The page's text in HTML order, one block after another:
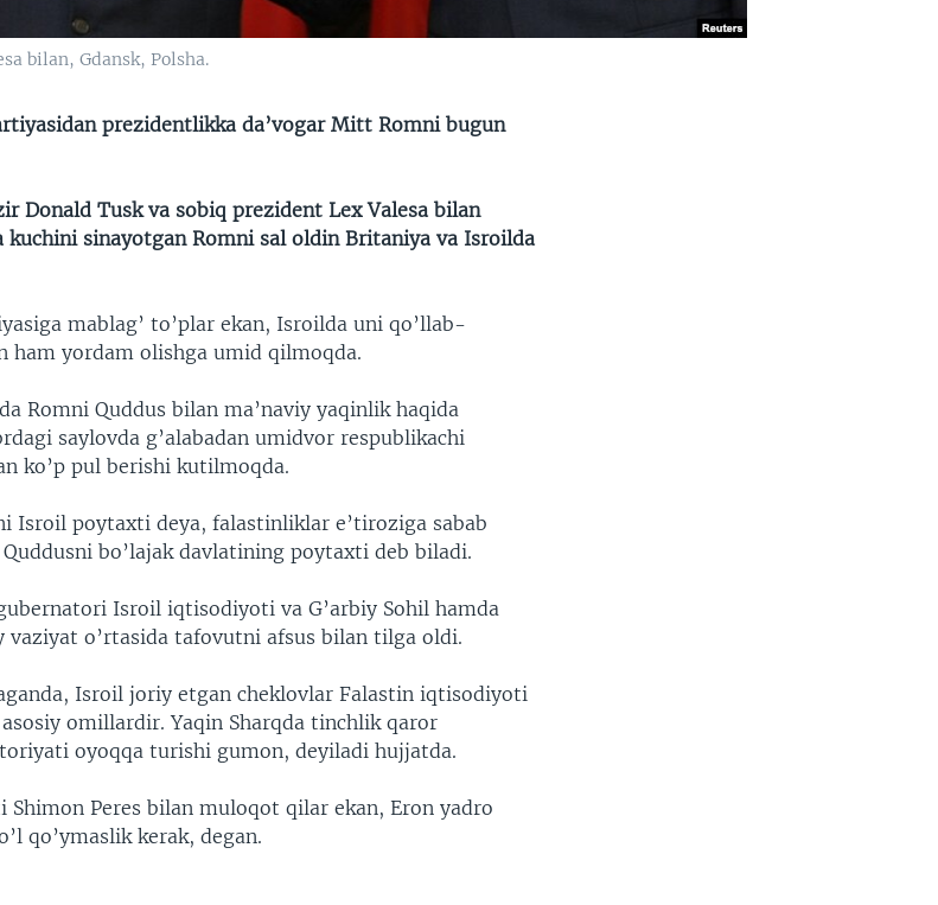
bilan, Gdansk, Polsha.
prezidentlikka da’vogar Mitt Romni bugun
Donald Tusk va sobiq prezident Lex Valesa bilan
kuchini sinayotgan Romni sal oldin Britaniya va Isroilda
mablag’ to’plar ekan, Isroilda uni qo’llab-
ham yordam olishga umid qilmoqda.
Romni Quddus bilan ma’naviy yaqinlik haqida
saylovda g’alabadan umidvor respublikachi
ko’p pul berishi kutilmoqda.
Isroil poytaxti deya, falastinliklar e’tiroziga sabab
bo’lajak davlatining poytaxti deb biladi.
Isroil iqtisodiyoti va G’arbiy Sohil hamda
vaziyat o’rtasida tafovutni afsus bilan tilga oldi.
Isroil joriy etgan cheklovlar Falastin iqtisodiyoti
omillardir. Yaqin Sharqda tinchlik qaror
oyoqqa turishi gumon, deyiladi hujjatda.
Peres bilan muloqot qilar ekan, Eron yadro
qo’ymaslik kerak, degan.